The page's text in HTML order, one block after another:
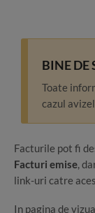
BINE DE
Toate
cazul
Facturile pot fi
Facturi emise,
link-uri catre
In pagina de